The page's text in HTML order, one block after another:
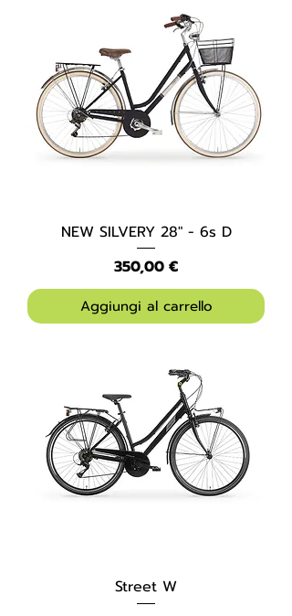
NEW SILVERY 28" - 6s D
Prezzo
350,00 €
Aggiungi al carrello
Street W